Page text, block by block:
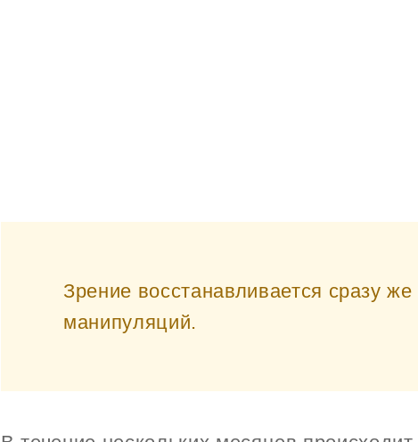
Зрение восстанавливается сразу
манипуляций.